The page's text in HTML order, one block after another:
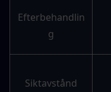
Efterbehandlin
g
Siktavstånd